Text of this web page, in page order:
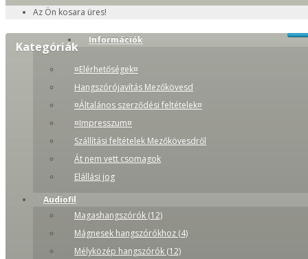
Az Ön kosara üres!
Kategóriák Információk
¤Elérhetőségek¤
Hangszórójavítás Mezőkövesd
¤Általános szerződési feltételek¤
¤Impresszum¤
Szállítási feltételek Mezőkövesdről
Át nem vett csomagok
Elállási jog
Audiofil
Magashangszórók (12)
Mágnesek hangszórókhoz (4)
Mélyközép hangszórók (12)